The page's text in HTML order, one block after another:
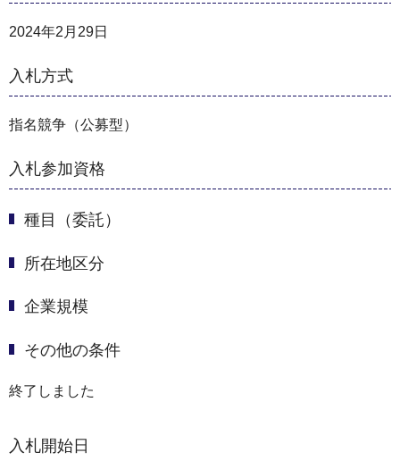
2024年2月29日
入札方式
指名競争（公募型）
入札参加資格
種目（委託）
所在地区分
企業規模
その他の条件
終了しました
入札開始日